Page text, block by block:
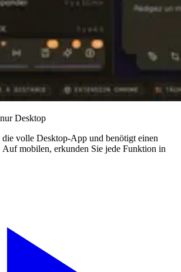
Desktop
volle Desktop-App und benötigt einen
mobilen, erkunden Sie jede Funktion in